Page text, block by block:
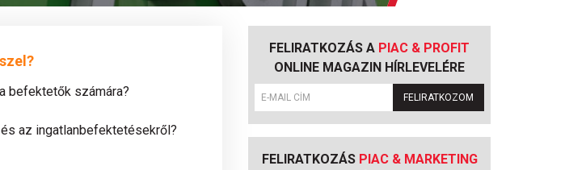
befektetők számára?
az ingatlanbefektetésekről?
FELIRATKOZÁS A PIAC & PROFIT
ONLINE MAGAZIN HÍRLEVELÉRE
FELIRATKOZOM
FELIRATKOZÁS PIAC & MARKETING